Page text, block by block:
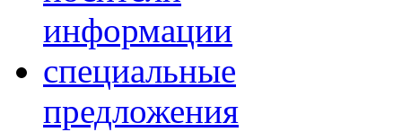
информации
специальные
предложения